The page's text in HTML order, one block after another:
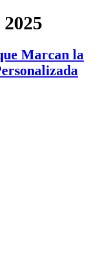
Marcan la